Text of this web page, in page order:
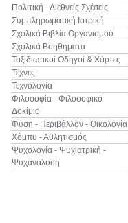
Πολιτική - Διεθνείς Σχέσεις
Συμπληρωματική Ιατρική
Σχολικά Βιβλία Οργανισμού
Σχολικά Βοηθήματα
Ταξιδιωτικοί Οδηγοί & Χάρτες
Τέχνες
Τεχνολογία
Φιλοσοφία - Φιλοσοφικό
Δοκίμιο
Φύση - Περιβάλλον - Οικολογία
Χόμπυ - Αθλητισμός
Ψυχολογία - Ψυχιατρική -
Ψυχανάλυση